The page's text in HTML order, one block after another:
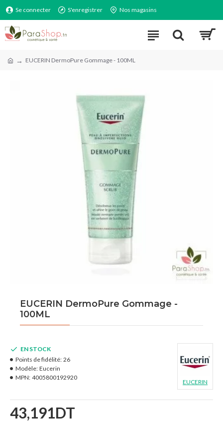
Se connecter S'enregistrer Nos magasins
EUCERIN DermoPure Gommage - 100ML
EUCERIN DermoPure Gommage -
100ML
43,191DT
EN STOCK
Points de fidélité: 26
Modèle: Eucerin
MPN: 4005800192920
EUCERIN